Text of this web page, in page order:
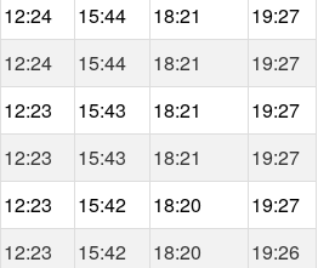
12:24 15:44 18:21
19:27
12:24 15:44 18:21
19:27
12:23 15:43 18:21
19:27
12:23 15:43 18:21
19:27
12:23 15:42 18:20
19:27
12:23 15:42 18:20
19:26